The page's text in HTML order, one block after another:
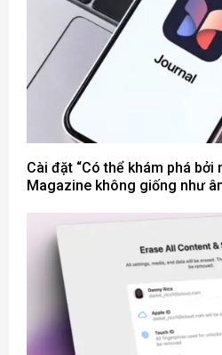
Cài đặt “Có thể khám phá bởi
Magazine không giống như